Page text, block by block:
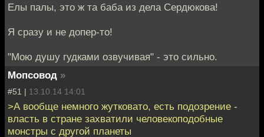
Елы палы, это ж та баба из дела Сердюкова!
Я сразу и не допер-то!
"Мою душу гудками озвучивая" - это сильно.
Мопсовод »
#51 | 13.10.14 14:01
>А вообще немного жутковато, есть подозрение -
власть в стране захватили человекоподобные
монстры с другой планеты